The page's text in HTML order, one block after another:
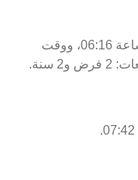
وقت بداية صلاة الفجر كاسيروس عند الساعة 06:16، ووقت